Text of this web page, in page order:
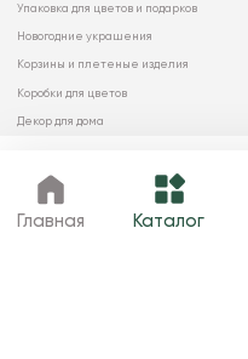
Главная Каталог
Главная Каталог
Упаковка для цветов и подарков
Новогодние украшения
Корзины и плетеные изделия
Коробки для цветов
Декор для дома
© 2026